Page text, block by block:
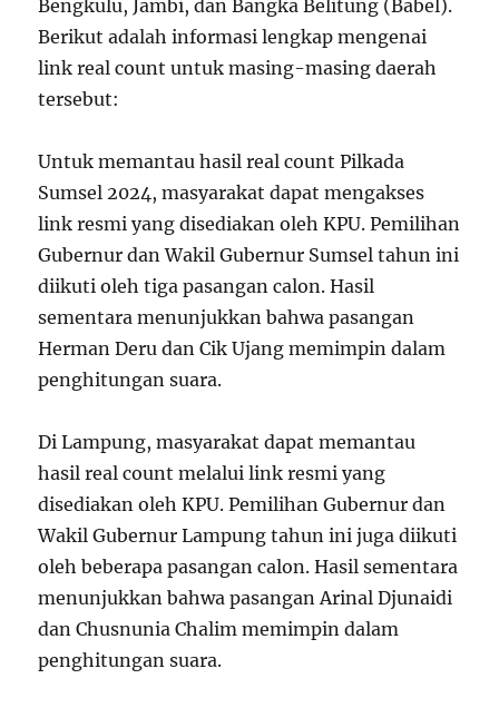
Bengkulu, Jambi, dan Bangka Belitung (Babel).
Berikut adalah informasi lengkap mengenai
link real count untuk masing-masing daerah
tersebut:
Untuk memantau hasil real count Pilkada
Sumsel 2024, masyarakat dapat mengakses
link resmi yang disediakan oleh KPU. Pemilihan
Gubernur dan Wakil Gubernur Sumsel tahun ini
diikuti oleh tiga pasangan calon. Hasil
sementara menunjukkan bahwa pasangan
Herman Deru dan Cik Ujang memimpin dalam
penghitungan suara.
Di Lampung, masyarakat dapat memantau
hasil real count melalui link resmi yang
disediakan oleh KPU. Pemilihan Gubernur dan
Wakil Gubernur Lampung tahun ini juga diikuti
oleh beberapa pasangan calon. Hasil sementara
menunjukkan bahwa pasangan Arinal Djunaidi
dan Chusnunia Chalim memimpin dalam
penghitungan suara.